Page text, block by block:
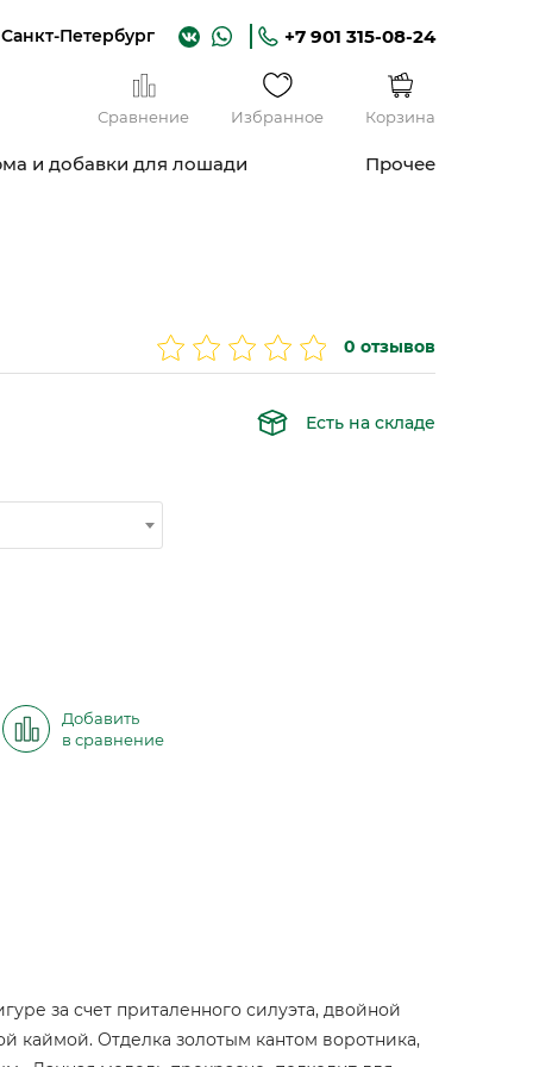
Санкт-Петербург
+7 901 315-08-24
Сравнение Избранное Корзина
и добавки для лошади Прочее
0 отзывов
Добавить
в сравнение
Есть на складе
за счет приталенного силуэта, двойной
каймой. Отделка золотым кантом воротника,